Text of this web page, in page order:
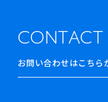
CONTACT
お問い合わせはこちら